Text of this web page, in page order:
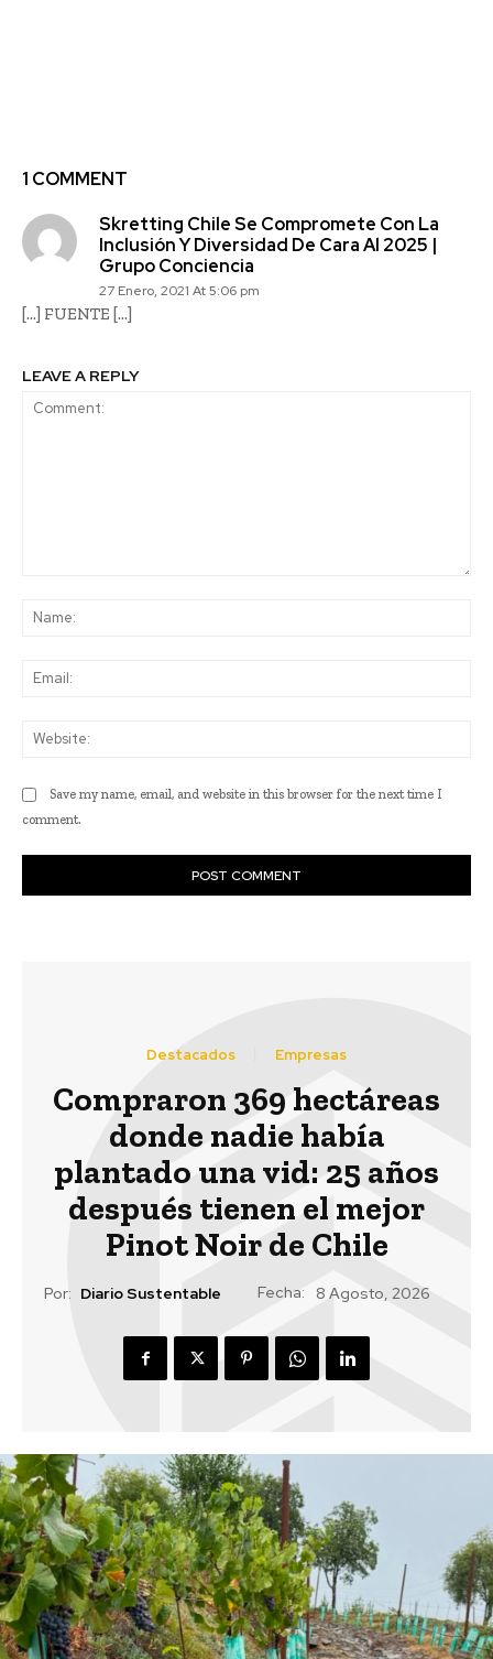
1 COMMENT
Skretting Chile Se Compromete Con La
Inclusión Y Diversidad De Cara Al 2025 |
Grupo Conciencia
27 Enero, 2021 At 5:06 pm
[…] FUENTE […]
LEAVE A REPLY
Save my name, email, and website in this browser for the next time I
comment.